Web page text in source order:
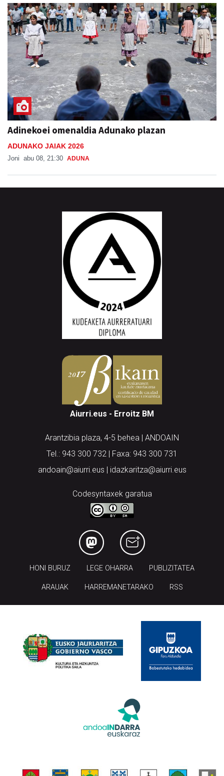
Adinekoei omenaldia Adunako plazan
ADUNAKO JAIAK 2026
Joni abu 08, 21:30 ADUNA
Aiurri.eus - Erroitz BM
Arantzibia plaza, 4-5 behea | ANDOAIN
Tel.: 943 300 732 | Faxa: 943 300 731
andoain@aiurri.eus | idazkaritza@aiurri.eus
Codesyntaxek garatua
HONI BURUZ LEGE OHARRA PUBLIZITATEA
ARAUAK HARREMANETARAKO RSS